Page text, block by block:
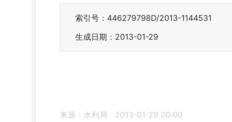
索引号：446279798D/2013-1144531
生成日期：2013-01-29
来源：水利局 2013-01-29 00:00